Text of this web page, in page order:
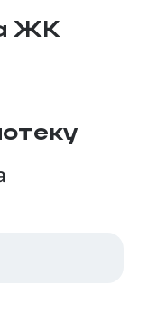
ЖК